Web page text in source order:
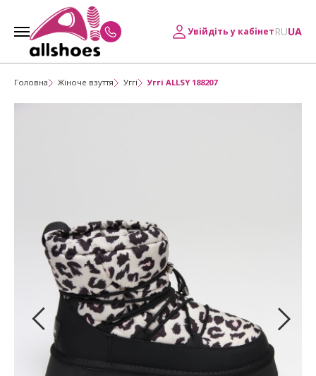
Увійдіть у кабінетRUUA
Головна Жіноче взуття Уггі Уггі ALLSY 188207